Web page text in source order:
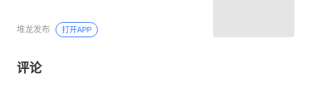
堆龙发布 打开APP
评论